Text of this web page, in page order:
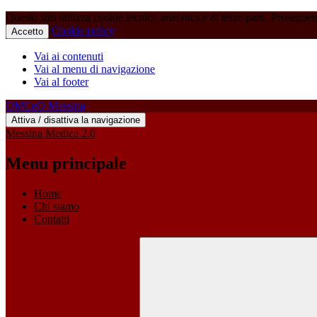
Questo sito utilizza cookie tecnici, analytics e di terze parti.
Accetto Cookie policy
Vai ai contenuti
Vai al menu di navigazione
Vai al footer
OMCeO Messina
Attiva / disattiva la navigazione
Messina Medica 2.0
Menu principale
Home
Chi siamo
Contatti